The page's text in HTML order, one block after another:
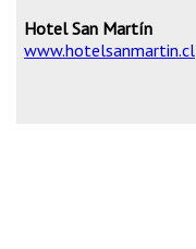
Hotel San Martín
www.hotelsanmartin.cl